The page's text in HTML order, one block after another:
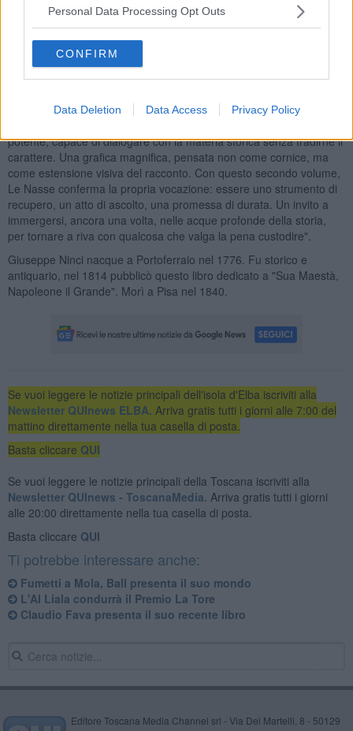
Personal Data Processing Opt Outs
CONFIRM
Data Deletion Data Access Privacy Policy
"In questo senso, Storia dell’Isola dell’Elba incarna perfettamente lo
spirito delle Nasse: libri che recuperano ciò che è stato dimenticato
non per nostalgia, ma per restituirlo al presente. Testi che chiedono
al lettore attenzione e lentezza, offrendo in cambio uno sguardo più
profondo sul territorio, sull’identità e sul tempo. A rendere questa
Pellegrini, che, come per il primo numero, L’amico rivale di Michele
potente, capace di dialogare con la materia storica senza tradirne il
carattere. Una grafica magnifica, pensata non come cornice, ma
come estensione visiva del racconto. Con questo secondo volume,
Le Nasse conferma la propria vocazione: essere uno strumento di
recupero, un atto di ascolto, una promessa di durata. Un invito a
immergersi, ancora una volta, nelle acque profonde della storia,
per tornare a riva con qualcosa che valga la pena custodire".
Giuseppe Ninci nacque a Portoferraio nel 1776. Fu storico e
antiquario, nel 1814 pubblicò questo libro dedicato a "Sua Maestà,
Napoleone il Grande". Morì a Pisa nel 1840.
Se vuoi leggere le notizie principali dell'isola d'Elba iscriviti alla
Newsletter QUInews ELBA. Arriva gratis tutti i giorni alle 7:00 del
mattino direttamente nella tua casella di posta.
Basta cliccare QUI
Se vuoi leggere le notizie principali della Toscana iscriviti alla
Newsletter QUInews - ToscanaMedia. Arriva gratis tutti i giorni
alle 20:00 direttamente nella tua casella di posta.
Basta cliccare QUI
Ti potrebbe interessare anche:
Fumetti a Mola, Ball presenta il suo mondo
L'AI Liala condurrà il Premio La Tore
Claudio Fava presenta il suo recente libro
Editore Toscana Media Channel srl - Via Dei Martelli, 8 - 50129